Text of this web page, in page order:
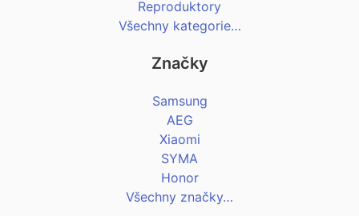
Reproduktory
Všechny kategorie…
Značky
Samsung
AEG
Xiaomi
SYMA
Honor
Všechny značky…